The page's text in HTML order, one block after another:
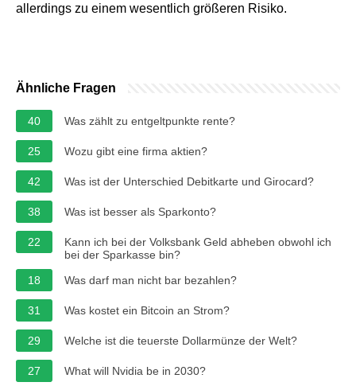
allerdings zu einem wesentlich größeren Risiko.
Ähnliche Fragen
40 Was zählt zu entgeltpunkte rente?
25 Wozu gibt eine firma aktien?
42 Was ist der Unterschied Debitkarte und Girocard?
38 Was ist besser als Sparkonto?
22
Kann ich bei der Volksbank Geld abheben obwohl ich
bei der Sparkasse bin?
18
Was darf man nicht bar bezahlen?
31 Was kostet ein Bitcoin an Strom?
29 Welche ist die teuerste Dollarmünze der Welt?
27 What will Nvidia be in 2030?